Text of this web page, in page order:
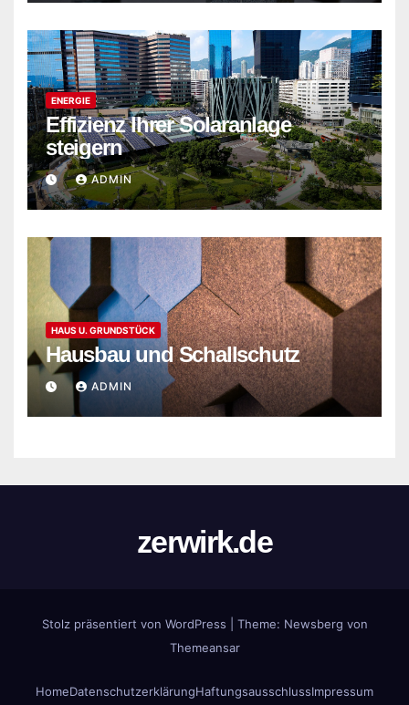
ENERGIE
Effizienz Ihrer Solaranlage
steigern
ADMIN
HAUS U. GRUNDSTÜCK
Hausbau und Schallschutz
ADMIN
zerwirk.de
Stolz präsentiert von WordPress Theme: Newsberg von
Themeansar
HomeDatenschutzerklärungHaftungsausschlussImpressum